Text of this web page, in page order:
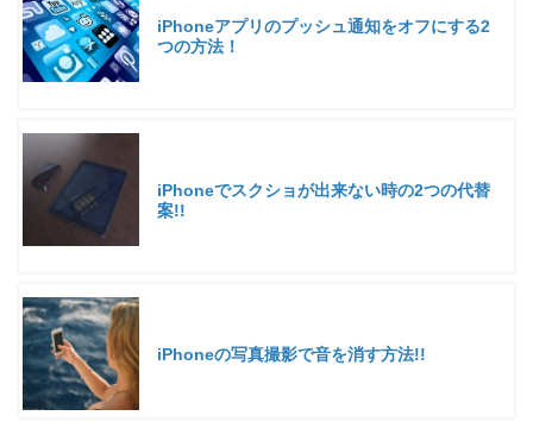
iPhoneアプリのプッシュ通知をオフにする2
つの方法！
iPhoneでスクショが出来ない時の2つの代替
案!!
iPhoneの写真撮影で音を消す方法!!